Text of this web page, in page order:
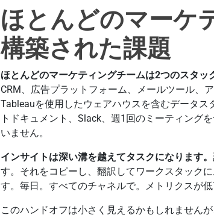
ほとんどのマーケ
構築された課題
ほとんどのマーケティングチームは2つのスタッ
CRM、広告プラットフォーム、メールツール、
Tableauを使用したウェアハウスを含むデータ
トドキュメント、Slack、週1回のミーティング
いません。
インサイトは深い溝を越えてタスクになります。
す。それをコピーし、翻訳してワークスタック
す。毎日。すべてのチャネルで。メトリクスが低
このハンドオフは小さく見えるかもしれません